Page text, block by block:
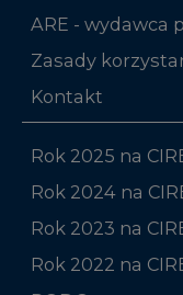
ARE - wydawca
Zasady
Kontakt
Rok 2025 na
Rok 2024 na
Rok 2023 na
Rok 2022 na